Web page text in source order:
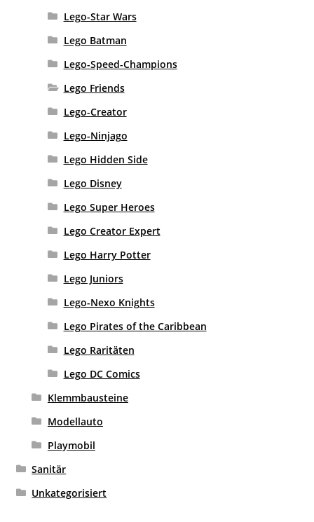
Lego-Star Wars
Lego Batman
Lego-Speed-Champions
Lego Friends
Lego-Creator
Lego-Ninjago
Lego Hidden Side
Lego Disney
Lego Super Heroes
Lego Creator Expert
Lego Harry Potter
Lego Juniors
Lego-Nexo Knights
Lego Pirates of the Caribbean
Lego Raritäten
Lego DC Comics
Klemmbausteine
Modellauto
Playmobil
Sanitär
Unkategorisiert